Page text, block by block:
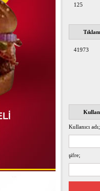
125
41973
Kullanıcı adı;
şifre;